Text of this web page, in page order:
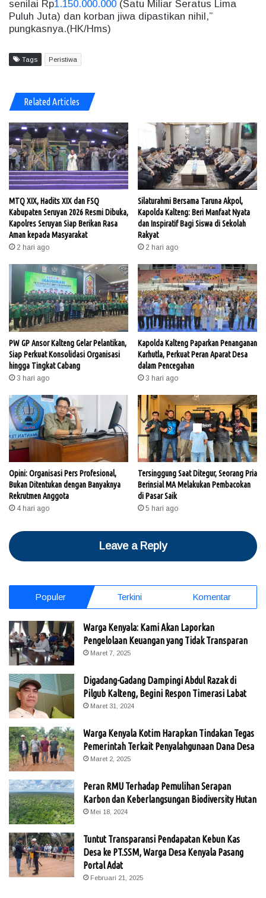
senilai Rp1.150.000.000 (Satu Miliar Seratus Lima
Puluh Juta) dan korban jiwa dipastikan nihil,”
pungkasnya.(HK/Hms)
Tags Peristiwa
Related Articles
MTQ XIX, Hadits XIX dan FSQ
Kabupaten Seruyan 2026 Resmi Dibuka,
Kapolres Seruyan Siap Berikan Rasa
Aman kepada Masyarakat
2 hari ago
Silaturahmi Bersama Taruna Akpol,
Kapolda Kalteng: Beri Manfaat Nyata
dan Inspiratif Bagi Siswa di Sekolah
Rakyat
2 hari ago
PW GP Ansor Kalteng Gelar Pelantikan,
Siap Perkuat Konsolidasi Organisasi
hingga Tingkat Cabang
3 hari ago
Kapolda Kalteng Paparkan Penanganan
Karhutla, Perkuat Peran Aparat Desa
dalam Pencegahan
3 hari ago
Opini: Organisasi Pers Profesional,
Bukan Ditentukan dengan Banyaknya
Rekrutmen Anggota
4 hari ago
Tersinggung Saat Ditegur, Seorang Pria
Berinsial MA Melakukan Pembacokan
di Pasar Saik
5 hari ago
Leave a Reply
Populer Terkini Komentar
Warga Kenyala: Kami Akan Laporkan
Pengelolaan Keuangan yang Tidak Transparan
Maret 7, 2025
Digadang-Gadang Dampingi Abdul Razak di
Pilgub Kalteng, Begini Respon Timerasi Labat
Maret 31, 2024
Warga Kenyala Kotim Harapkan Tindakan Tegas
Pemerintah Terkait Penyalahgunaan Dana Desa
Maret 2, 2025
Peran RMU Terhadap Pemulihan Serapan
Karbon dan Keberlangsungan Biodiversity Hutan
Mei 18, 2024
Tuntut Transparansi Pendapatan Kebun Kas
Desa ke PT.SSM, Warga Desa Kenyala Pasang
Portal Adat
Februari 21, 2025